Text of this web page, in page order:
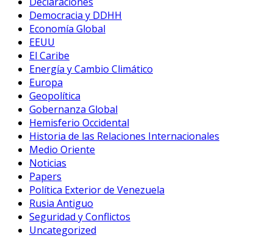
Democracia y DDHH
Economía Global
EEUU
El Caribe
Energía y Cambio Climático
Europa
Geopolítica
Gobernanza Global
Hemisferio Occidental
Historia de las Relaciones Internacionales
Medio Oriente
Noticias
Papers
Política Exterior de Venezuela
Rusia Antiguo
Seguridad y Conflictos
Uncategorized